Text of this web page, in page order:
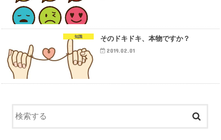
知識 そのドキドキ、本物ですか？
2019.02.01